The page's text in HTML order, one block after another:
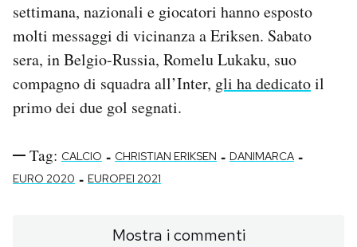
settimana, nazionali e giocatori hanno esposto
molti messaggi di vicinanza a Eriksen. Sabato
sera, in Belgio-Russia, Romelu Lukaku, suo
compagno di squadra all’Inter, gli ha dedicatoil
primo dei due gol segnati.
Tag: CALCIO - CHRISTIAN ERIKSEN - DANIMARCA -
EURO 2020 - EUROPEI 2021
Mostra i commenti